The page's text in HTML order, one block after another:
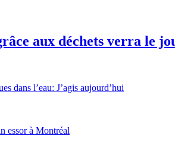
aux déchets verra le
dans l’eau: J’agis aujourd’hui
essor à Montréal